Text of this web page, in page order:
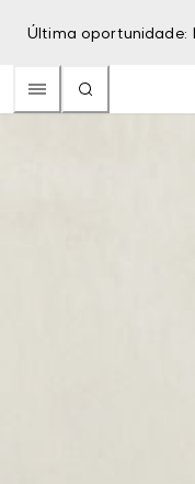
Última oportunidade: